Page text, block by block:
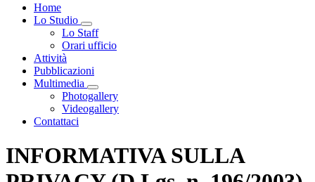
Home
Lo Studio
Toggle Dropdown
Lo Staff
Orari ufficio
Attività
Pubblicazioni
Multimedia
Toggle Dropdown
Photogallery
Videogallery
Contattaci
INFORMATIVA SULLA